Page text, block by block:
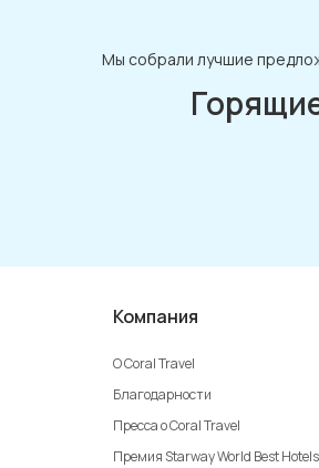
Мы собрали лучшие
Компания
О Coral Travel
Благодарности
Пресса о Coral Travel
Премия Starway World Best Hotels